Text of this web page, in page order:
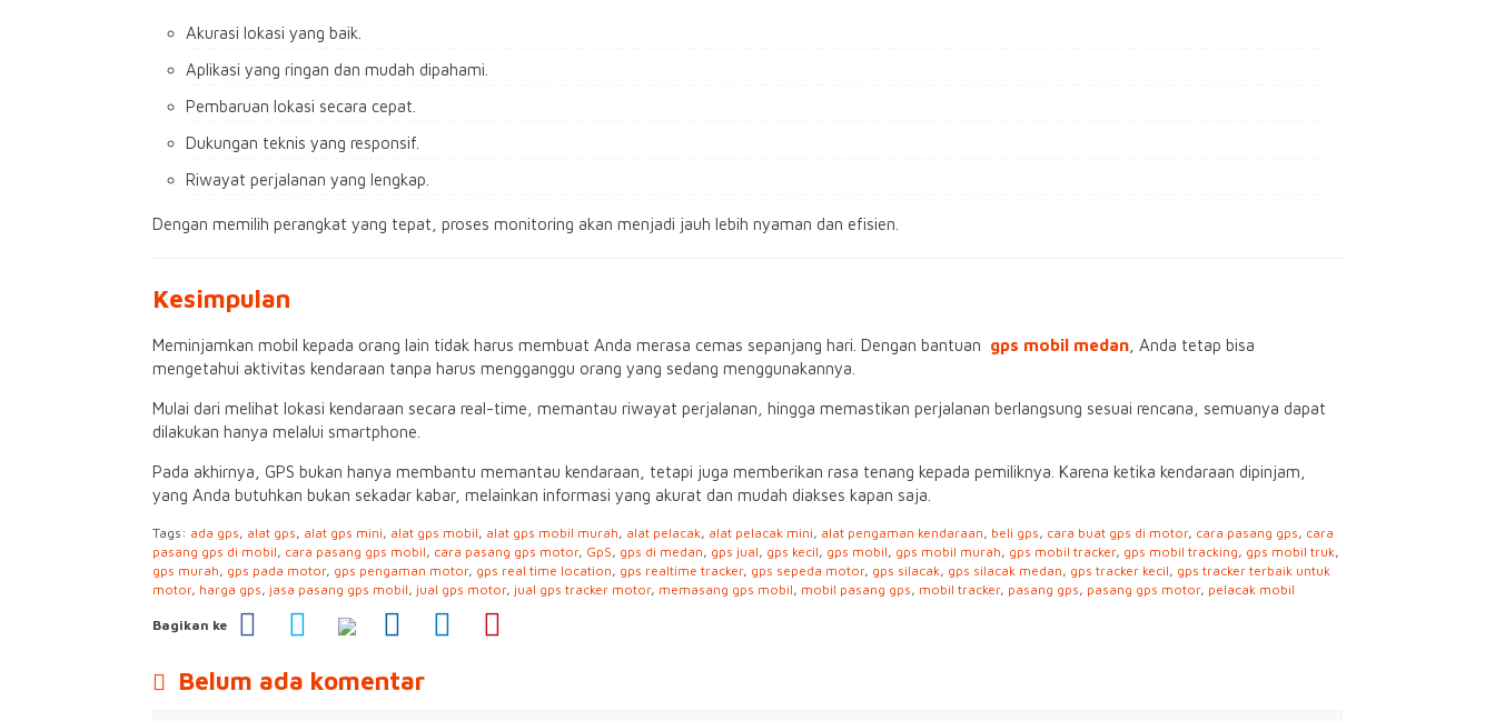
Akurasi lokasi yang baik.
Aplikasi yang ringan dan mudah dipahami.
Pembaruan lokasi secara cepat.
Dukungan teknis yang responsif.
Riwayat perjalanan yang lengkap.
Dengan memilih perangkat yang tepat, proses monitoring akan menjadi jauh lebih nyaman dan efisien.
Kesimpulan
Meminjamkan mobil kepada orang lain tidak harus membuat Anda merasa cemas sepanjang hari. Dengan bantuan gps mobil medan , Anda tetap bisa
mengetahui aktivitas kendaraan tanpa harus mengganggu orang yang sedang menggunakannya.
Mulai dari melihat lokasi kendaraan secara real-time, memantau riwayat perjalanan, hingga memastikan perjalanan berlangsung sesuai rencana, semuanya dapat
dilakukan hanya melalui smartphone.
Pada akhirnya, GPS bukan hanya membantu memantau kendaraan, tetapi juga memberikan rasa tenang kepada pemiliknya. Karena ketika kendaraan dipinjam,
yang Anda butuhkan bukan sekadar kabar, melainkan informasi yang akurat dan mudah diakses kapan saja.
Tags: ada gps, alat gps, alat gps mini, alat gps mobil, alat gps mobil murah, alat pelacak, alat pelacak mini, alat pengaman kendaraan, beli gps, cara buat gps di motor, cara pasang gps, cara
pasang gps di mobil, cara pasang gps mobil, cara pasang gps motor, GpS, gps di medan, gps jual, gps kecil, gps mobil, gps mobil murah, gps mobil tracker, gps mobil tracking, gps mobil truk,
gps murah, gps pada motor, gps pengaman motor, gps real time location, gps realtime tracker, gps sepeda motor, gps silacak, gps silacak medan, gps tracker kecil, gps tracker terbaik untuk
motor, harga gps, jasa pasang gps mobil, jual gps motor, jual gps tracker motor, memasang gps mobil, mobil pasang gps, mobil tracker, pasang gps, pasang gps motor, pelacak mobil
Bagikan ke
Belum ada komentar